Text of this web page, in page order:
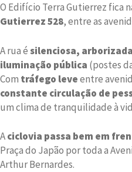
O Edifício Terra Gutierrez fica
Gutierrez 528, entre as
A rua ésilenciosa,
iluminação pública (postes
Com tráfego leveentre
constante circulação de
um clima de tranquilidade à
Aciclovia passa bem em
Praça do Japão por toda a
Arthur Bernardes.